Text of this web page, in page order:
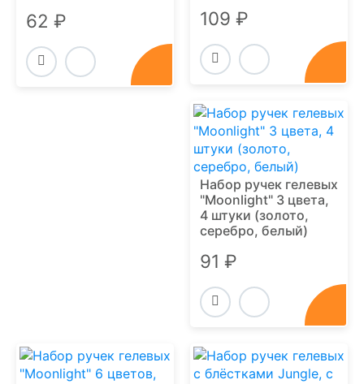
62 ₽ 109 ₽
Набор ручек гелевых
"Moonlight" 3 цвета,
4 штуки (золото,
серебро, белый)
91 ₽